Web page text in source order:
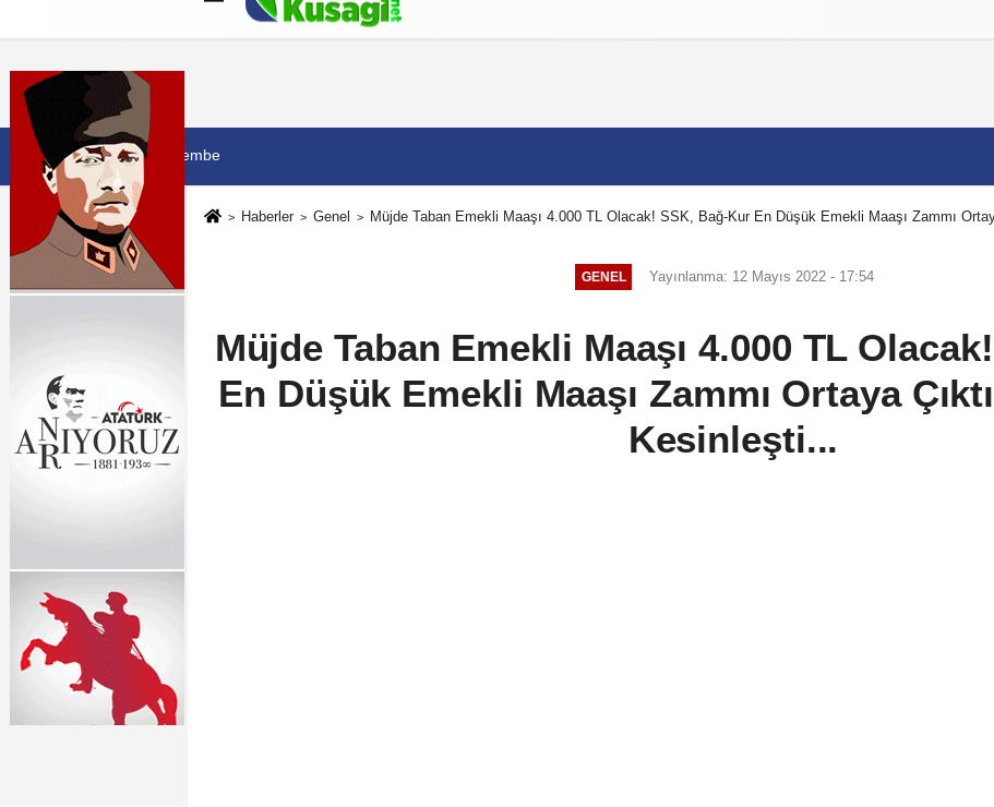
Künye İletişim Çerez Politikası
6 Ağustos 2026, Perşembe
Haberler Genel Müjde Taban Emekli Maaşı 4.000 TL Olacak! SSK, Bağ-Kur En Düşük Emekli Maaşı Zammı
GENEL Yayınlanma: 12 Mayıs 2022 - 17:54
Müjde Taban Emekli Maaşı 4.000 TL
En Düşük Emekli Maaşı Zammı Ortaya
Kesinleşti...